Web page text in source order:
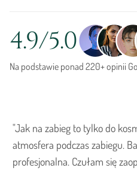
4.9/5.0
Na podstawie ponad 220+ opinii
Jak na zabieg to tylko do
atmosfera podczas zabiegu.
profesjonalna. Czułam się